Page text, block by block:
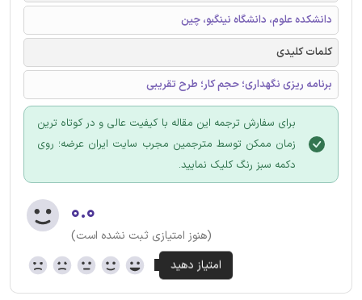
دانشکده علوم، دانشگاه نینگبو، چین
کلمات کلیدی
برنامه ریزی نگهداری؛ حجم کار؛ طرح تقریبی
برای سفارش ترجمه این مقاله با کیفیت عالی و در کوتاه ترین
زمان ممکن توسط مترجمین مجرب سایت ایران عرضه؛ روی
دکمه سبز رنگ کلیک نمایید.
۰.۰
(هنوز امتیازی ثبت نشده است)